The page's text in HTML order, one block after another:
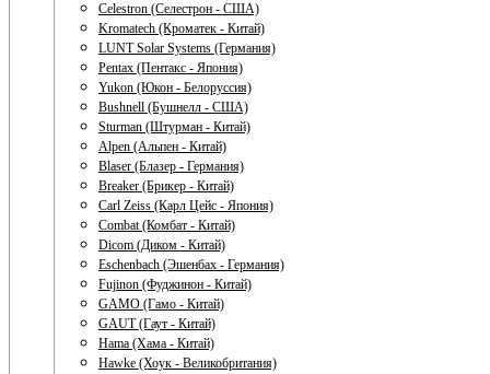
Celestron (Селестрон - США)
Kromatech (Кроматек - Китай)
LUNT Solar Systems (Германия)
Pentax (Пентакс - Япония)
Yukon (Юкон - Белоруссия)
Bushnell (Бушнелл - США)
Sturman (Штурман - Китай)
Alpen (Альпен - Китай)
Blaser (Блазер - Германия)
Breaker (Брикер - Китай)
Carl Zeiss (Карл Цейс - Япония)
Combat (Комбат - Китай)
Dicom (Диком - Китай)
Eschenbach (Эшенбах - Германия)
Fujinon (Фуджинон - Китай)
GAMO (Гамо - Китай)
GAUT (Гаут - Китай)
Hama (Хама - Китай)
Hawke (Хоук - Великобритания)